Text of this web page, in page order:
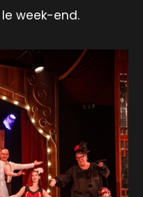
week-end.